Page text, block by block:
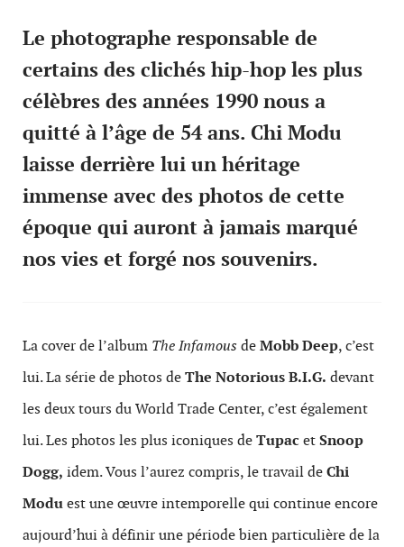
Le photographe responsable de
certains des clichés hip-hop les plus
célèbres des années 1990 nous a
quitté à l’âge de 54 ans. Chi Modu
laisse derrière lui un héritage
immense avec des photos de cette
époque qui auront à jamais marqué
nos vies et forgé nos souvenirs.
La cover de l’album The Infamous deMobb Deep, c’est
lui. La série de photos deThe Notorious B.I.G. devant
les deux tours du World Trade Center, c’est également
lui. Les photos les plus iconiques deTupacetSnoop
Dogg, idem. Vous l’aurez compris, le travail deChi
Moduest une œuvre intemporelle qui continue encore
aujourd’hui à définir une période bien particulière de la